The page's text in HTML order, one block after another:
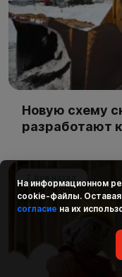
Новую схему
разработают
2 дня назад
На информационном
cookie-файлы.
согласие на их